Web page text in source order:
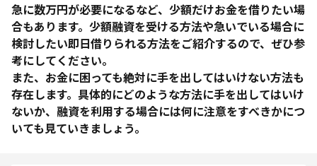
急に数万円が必要になるなど、少額だけお金を借りたい場
合もあります。少額融資を受ける方法や急いでいる場合に
検討したい即日借りられる方法をご紹介するので、ぜひ参
考にしてください。
また、お金に困っても絶対に手を出してはいけない方法も
存在します。具体的にどのような方法に手を出してはいけ
ないか、融資を利用する場合には何に注意をすべきかにつ
いても見ていきましょう。